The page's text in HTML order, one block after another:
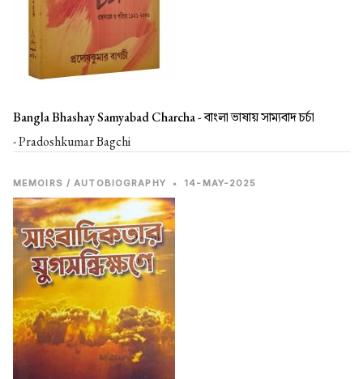
Bangla Bhashay Samyabad Charcha -বাংলা ভাষায় সাম্যবাদ চর্চা
- Pradoshkumar Bagchi
MEMOIRS / AUTOBIOGRAPHY • 14-MAY-2025